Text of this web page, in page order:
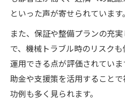
といった声が寄せられています。
また、保証や整備プランの充
で、機械トラブル時のリスク
運用できる点が評価されてい
助金や支援策を活用すること
功例も多く見られます。